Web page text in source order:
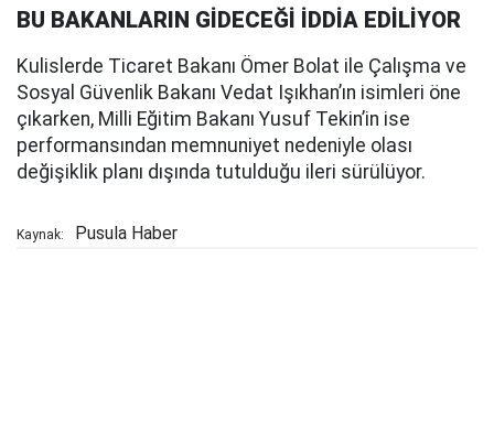
BU BAKANLARIN GİDECEĞİ İDDİA EDİLİYOR
Kulislerde Ticaret Bakanı Ömer Bolat ile Çalışma ve
Sosyal Güvenlik Bakanı Vedat Işıkhan’ın isimleri öne
çıkarken, Milli Eğitim Bakanı Yusuf Tekin’in ise
performansından memnuniyet nedeniyle olası
değişiklik planı dışında tutulduğu ileri sürülüyor.
Kaynak: Pusula Haber